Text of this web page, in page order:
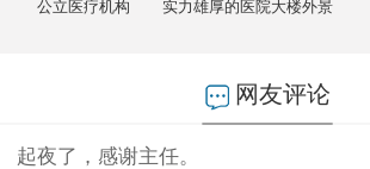
公立医疗机构 实力雄厚的医院大楼外景
网友评论
不然排队都要排好久…
陪老公一块去的，环境不错，第二
起夜了，感谢主任。